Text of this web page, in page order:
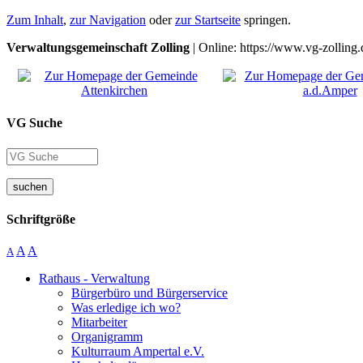
Zum Inhalt, zur Navigation oderzur Startseite springen.
Verwaltungsgemeinschaft Zolling | Online: https://www.vg-
VG Suche
suchen
Schriftgröße
A A A
Rathaus - Verwaltung
Bürgerbüro und Bürgerservice
Was erledige ich wo?
Mitarbeiter
Organigramm
Kulturraum Ampertal e.V.